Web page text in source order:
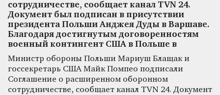
сотрудничестве, сообщает канал TVN 24.
Документ был подписан в присутствии
президента Польши Анджея Дуды в Варшаве.
Благодаря достигнутым договоренностям
военный контингент США в Польше в
Министр обороны Польши Мариуш Блащак и
госсекретарь США Майк Помпео подписали
Соглашение о расширенном оборонном
сотрудничестве, сообщает канал TVN 24. Документ